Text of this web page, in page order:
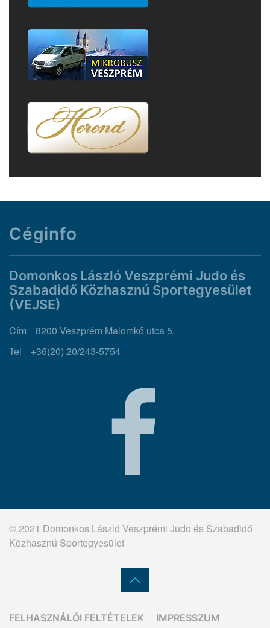
Céginfo
Domonkos László Veszprémi Judo és
Szabadidő Közhasznú Sportegyesület
(VEJSE)
Cím
8200 Veszprém Malomkő utca 5.
Tel
+36(20) 20/243-5754
© 2021 Domonkos László Veszprémi Judo és Szabadidő
Közhasznú Sportegyesület
FELHASZNÁLÓI FELTÉTELEK IMPRESSZUM